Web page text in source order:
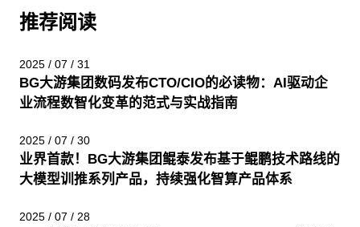
推荐阅读
2025 / 07 / 31
BG大游集团数码发布CTO/CIO的必读物：AI驱动企
业流程数智化变革的范式与实战指南
2025 / 07 / 30
业界首款！BG大游集团鲲泰发布基于鲲鹏技术路线的
大模型训推系列产品，持续强化智算产品体系
2025 / 07 / 28